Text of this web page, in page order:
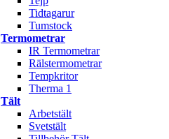
Tidtagarur
Tumstock
Termometrar
IR Termometrar
Rälstermometrar
Tempkritor
Therma 1
Tält
Arbetstält
Svetstält